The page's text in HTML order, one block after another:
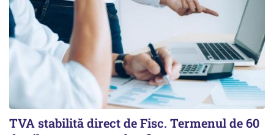
TVA stabilită direct de Fisc. Termenul de 60